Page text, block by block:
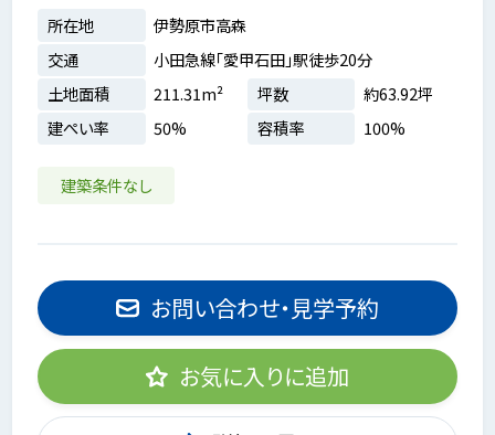
所在地
伊勢原市高森
交通
小田急線「愛甲石田」駅徒歩20分
土地面積
211.31m² 坪数
約63.92坪
建ぺい率
50% 容積率 100%
建築条件なし
お問い合わせ・見学予約
お気に入りに追加